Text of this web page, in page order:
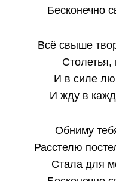
Бесконечно
Всё свыше
Столетья,
И в силе
И жду в
Обниму
Расстелю
Стала для